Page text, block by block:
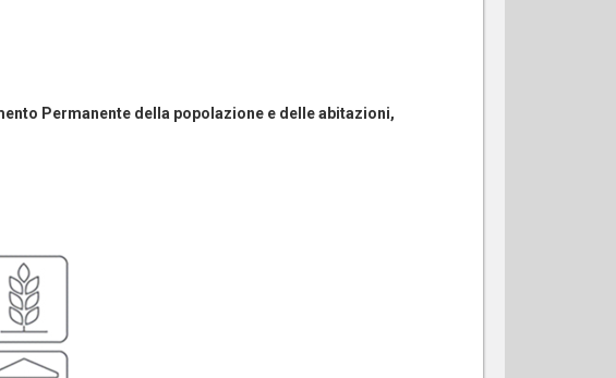
Permanente della popolazione e delle abitazioni,